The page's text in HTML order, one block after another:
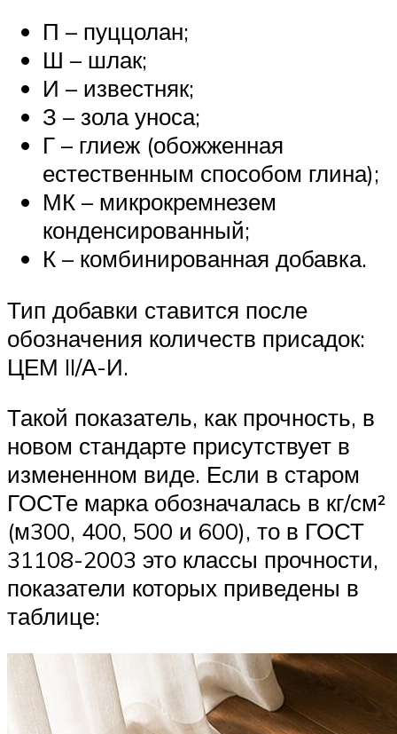
П – пуццолан;
Ш – шлак;
И – известняк;
З – зола уноса;
Г – глиеж (обожженная
естественным способом глина);
МК – микрокремнезем
конденсированный;
К – комбинированная добавка.
Тип добавки ставится после
обозначения количеств присадок:
ЦЕМ II/А-И.
Такой показатель, как прочность, в
новом стандарте присутствует в
измененном виде. Если в старом
ГОСТе марка обозначалась в кг/см²
(м300, 400, 500 и 600), то в ГОСТ
31108-2003 это классы прочности,
показатели которых приведены в
таблице: